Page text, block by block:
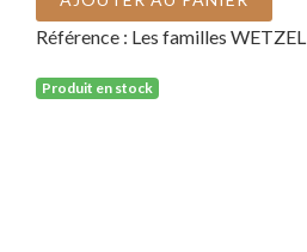
Référence : Les familles WETZEL
Produit en stock